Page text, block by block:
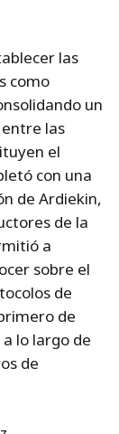
las
como
un
las
el
con una
de Ardiekin,
de la
a
sobre el
de
de
lo largo de
de